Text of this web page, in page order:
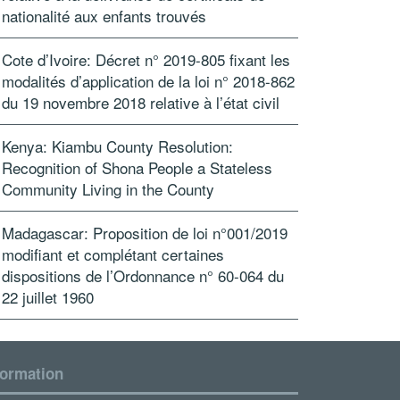
nationalité aux enfants trouvés
Cote d’Ivoire: Décret n° 2019-805 fixant les
modalités d’application de la loi n° 2018-862
du 19 novembre 2018 relative à l’état civil
Kenya: Kiambu County Resolution:
Recognition of Shona People a Stateless
Community Living in the County
Madagascar: Proposition de loi n°001/2019
modifiant et complétant certaines
dispositions de l’Ordonnance n° 60-064 du
22 juillet 1960